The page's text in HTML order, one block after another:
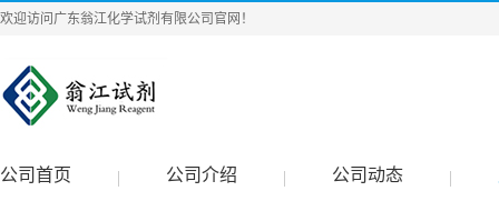
欢迎访问广东翁江化学试剂有限公司官网！
公司首页 公司介绍 公司动态